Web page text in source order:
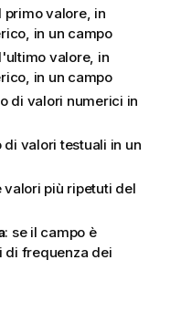
primo valore, in
in un campo
valore, in
in un campo
di valori numerici in
di valori testuali in un
valori più ripetuti del
: se il campo è
di frequenza dei